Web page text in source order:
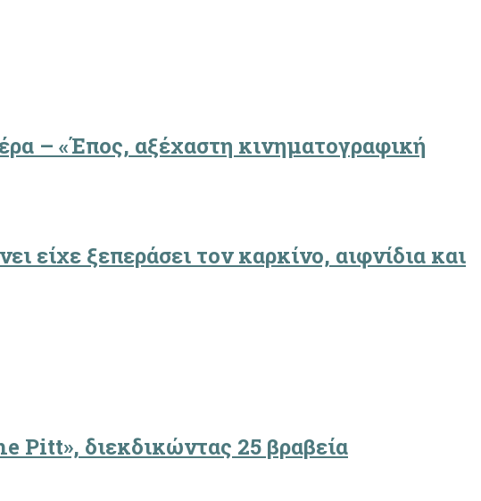
– «Έπος, αξέχαστη κινηματογραφική
είχε ξεπεράσει τον καρκίνο, αιφνίδια και
Pitt», διεκδικώντας 25 βραβεία